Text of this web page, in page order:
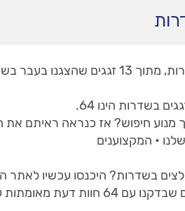
באתר שלנו תמצאו 2 זגגים
בשדרות הינו 64.
מנוע חיפוש? אז כנראה ראיתם
• המקצוענים
בשדרות? היכנסו עכשיו לאתר